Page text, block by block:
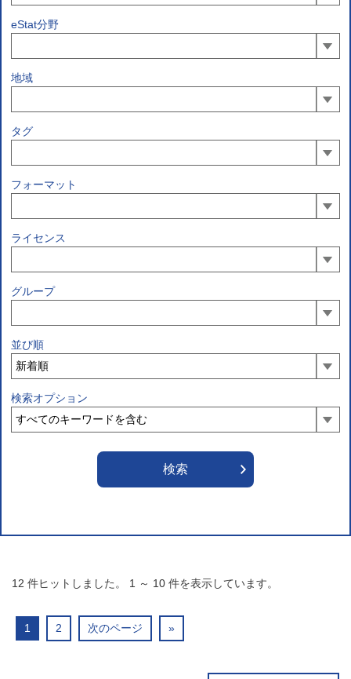
eStat分野
地域
タグ
フォーマット
ライセンス
グループ
並び順
検索オプション
12 件ヒットしました。 1 ～ 10 件を表示しています。
1 2 次のページ »